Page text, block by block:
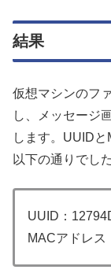
結果
仮想マシンのフ
し、メッセージ
します。UUIDと
以下の通りでした
UUID：
MACアドレス